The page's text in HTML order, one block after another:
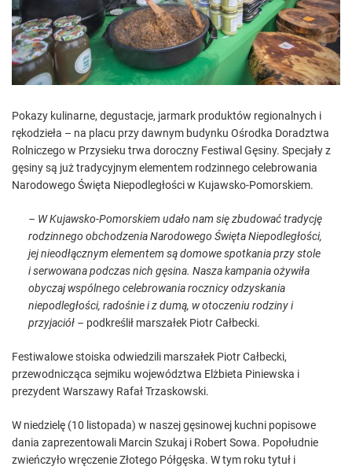
e
a
d
t
i
m
e
Pokazy kulinarne, degustacje, jarmark produktów regionalnych i
rękodzieła – na placu przy dawnym budynku Ośrodka Doradztwa
Rolniczego w Przysieku trwa doroczny Festiwal Gęsiny. Specjały z
gęsiny są już tradycyjnym elementem rodzinnego celebrowania
Narodowego Święta Niepodległości w Kujawsko-Pomorskiem.
– W Kujawsko-Pomorskiem udało nam się zbudować tradycję
rodzinnego obchodzenia Narodowego Święta Niepodległości,
jej nieodłącznym elementem są domowe spotkania przy stole
i serwowana podczas nich gęsina. Nasza kampania ożywiła
obyczaj wspólnego celebrowania rocznicy odzyskania
niepodległości, radośnie i z dumą, w otoczeniu rodziny i
przyjaciół – podkreślił marszałek Piotr Całbecki.
Festiwalowe stoiska odwiedzili marszałek Piotr Całbecki,
przewodnicząca sejmiku województwa Elżbieta Piniewska i
prezydent Warszawy Rafał Trzaskowski.
W niedzielę (10 listopada) w naszej gęsinowej kuchni popisowe
dania zaprezentowali Marcin Szukaj i Robert Sowa. Popołudnie
zwieńczyło wręczenie Złotego Półgęska. W tym roku tytuł i